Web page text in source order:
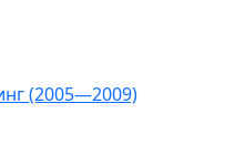
(2005—2009)